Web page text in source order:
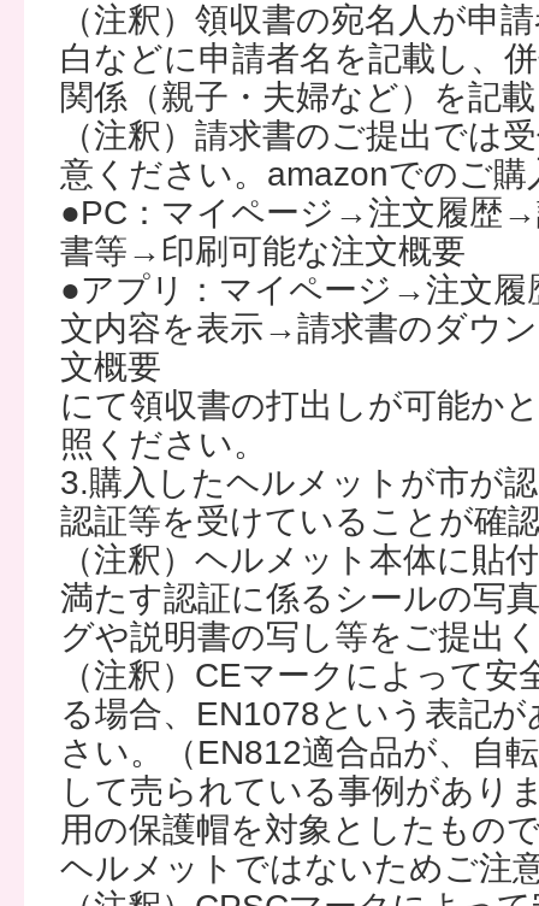
（注釈）領収書の宛名人が申
白などに申請者名を記載し、
関係（親子・夫婦など）を記
（注釈）請求書のご提出では
意ください。amazonでのご購
●PC：マイページ→注文履歴
書等→印刷可能な注文概要
●アプリ：マイページ→注文
文内容を表示→請求書のダウ
文概要
にて領収書の打出しが可能か
照ください。
3.購入したヘルメットが市が
認証等を受けていることが確
（注釈）ヘルメット本体に貼
満たす認証に係るシールの写
グや説明書の写し等をご提出
（注釈）CEマークによって
る場合、EN1078という表記
さい。（EN812適合品が、自
して売られている事例があり
用の保護帽を対象としたもの
ヘルメットではないためご注